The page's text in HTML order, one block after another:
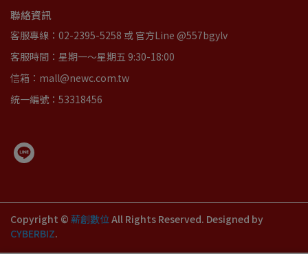
聯絡資訊
客服專線：02-2395-5258 或 官方Line @557bgylv
客服時間：星期一～星期五 9:30-18:00
信箱：mall@newc.com.tw
統一編號：53318456
Copyright © 薪創數位All Rights Reserved. Designed by
CYBERBIZ.